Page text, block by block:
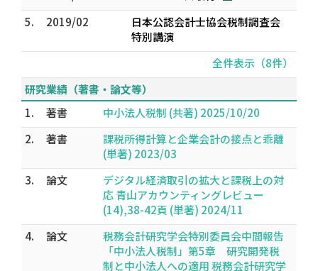
5.
2019/02
日本公認会計士協会税制調査会
特別講演
全件表示（8件）
研究業績（著書・論文等）
1.
著書
中小法人税制 (共著) 2025/10/20
2.
著書
課税所得計算と企業会計の接点と乖離
(単著) 2023/03
3.
論文
デジタル経済取引の拡大と課税上の対
応 青山アカウンティングレビュー
(14),38-42頁 (単著) 2024/11
4.
論文
税務会計研究学会特別委員会中間報告
「中小法人税制」第5章 研究開発税
制と中小法人への適用 税務会計研究学